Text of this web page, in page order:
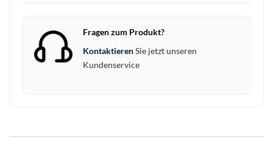
Fragen zum Produkt?
KontaktierenSie jetzt unseren
Kundenservice